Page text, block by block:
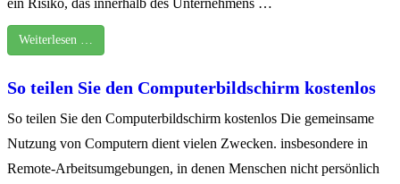
ein Risiko, das innerhalb des Unternehmens …
Weiterlesen …
So teilen Sie den Computerbildschirm kostenlos
So teilen Sie den Computerbildschirm kostenlos Die gemeinsame
Nutzung von Computern dient vielen Zwecken. insbesondere in
Remote-Arbeitsumgebungen, in denen Menschen nicht persönlich